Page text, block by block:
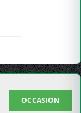
OCCASION